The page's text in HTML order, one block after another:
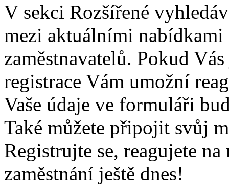
V sekci Rozšířené
mezi aktuálními
zaměstnavatelů. Pokud
registrace Vám umožní
Vaše údaje ve formuláři
Také můžete připojit svůj
Registrujte se, reagujete
zaměstnání ještě dnes!